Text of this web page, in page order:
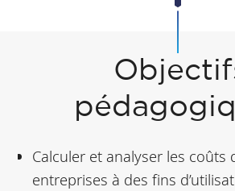
Calculer et analyser les coûts
entreprises à des fins